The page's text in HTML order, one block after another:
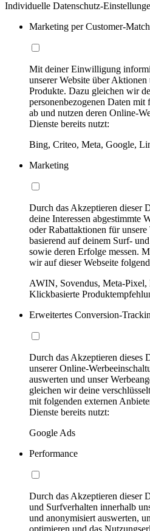
Individuelle Datenschutz-
Marketing per Customer-Match
Mit deiner Einwilligung
unserer Website über
Produkte. Dazu gleichen wir
personenbezogenen Daten
ab und nutzen deren Online-
Dienste bereits nutzt:
Bing, Criteo, Meta, Google,
Marketing
Durch das Akzeptieren dieser
deine Interessen abgestimmte
oder Rabattaktionen für
basierend auf deinem Surf-
sowie deren Erfolge messen.
wir auf dieser Webseite
AWIN, Sovendus, Meta-
Klickbasierte
Erweitertes Conversion-
Durch das Akzeptieren dieses
unserer Online-
auswerten und unser
gleichen wir deine
mit folgenden externen
Dienste bereits nutzt:
Google Ads
Performance
Durch das Akzeptieren dieser
und Surfverhalten innerhalb
und anonymisiert auswerten,